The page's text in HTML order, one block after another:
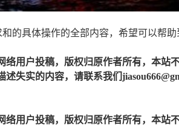
的具体操作的全部内容，希望可以帮助
络用户投稿，版权归原作者所有，本站
述失实的内容，请联系我们
络用户投稿，版权归原作者所有，本站